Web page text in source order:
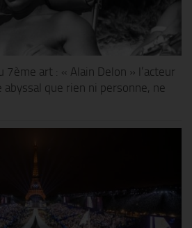
7ème art : « Alain Delon » l’acteur
abyssal que rien ni personne, ne